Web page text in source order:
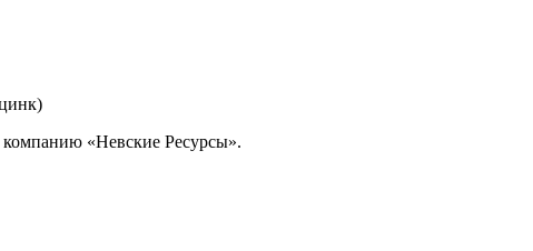
компанию «Невские Ресурсы».